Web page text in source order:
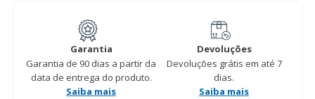
Garantia
Garantia de 90 dias a partir da
data de entrega do produto.
Saiba mais
Devoluções
Devoluções grátis em até 7
dias.
Saiba mais